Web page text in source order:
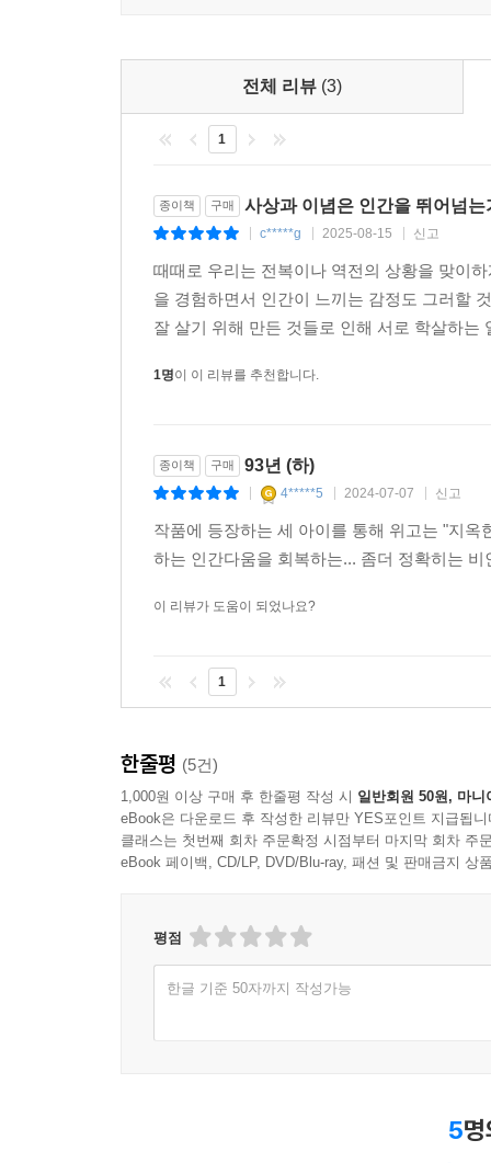
그러자 라두가 웅얼거렸다.
「자네 원하는 대로 외치게. 그리고 원한다면 어
었다. 혐오라는 직선의 길 위에 있었다. 뜻밖에
각지 못한 랑뜨낙 하나가 등장하였다. 괴물로부
다. 하나의 심정이었다. 고뱅 앞에 나타난 사람은
상의 빛을 맞고 쓰러졌다. 랑뜨낙이 착함의 벼락으
그런데 변모된 랑뜨낙이 고뱅을 변모시키지 않
탕과 어둠 속에서 이상을 표방한 인간이 기어다
그 상황은, 서로 적대적인 진리들이 결국 맞닥뜨
조국이, 서로를 노려보고 있었다.
그 세 음성이 각자 차례대로 발언권을 얻었고, 각
의 접합점을 찾은 것처럼 보였다. 그리고 이것 혹
간으로부터 오는 반면, 양심은 더 높은 곳으로부터
---p.561
시리즈를 통해 계속 선보일 예정이다.
열린책들 세계문학
불멸의 고전들이 젊고 새로운 얼굴로 다시 태
걸작은 물론, 추리 문학, 환상 문학, SF 등 장르
더 넓은 스펙트럼, 충실하고 참신한 번역
소설 문학에 국한하지 않는 넓은 문학의 스펙
원전번역주의에 입각한 충실하고 참신한 번역으
품격과 편의, 작품의 개성을 그대로 드러낸 디자인
제작도 엄정하게 정도를 걷는다. 열린책들 세계
세계문학만의 특색이다.
전체 리뷰 (3)
1
종이책 구매 사상과 이념은 인간을 뛰어넘는
c*****g 2025-08-15 신고
때때로 우리는 전복이나 역전의 상황을 맞이
을 경험하면서 인간이 느끼는 감정도 그러할
잘 살기 위해 만든 것들로 인해 서로 학살하
1명이 이 리뷰를 추천합니다.
종이책 구매 93년 (하)
4*****5 2024-07-07 신고
작품에 등장하는 세 아이를 통해 위고는 "지
하는 인간다움을 회복하는... 좀더 정확히는
이 리뷰가 도움이 되었나요?
1
한줄평 (5건)
1,000원 이상 구매 후 한줄평 작성 시 일반회원 50원, 마니
eBook은 다운로드 후 작성한 리뷰만 YES포인트 지급됩니
클래스는 첫번째 회차 주문확정 시점부터 마지막 회차 주
eBook 페이백, CD/LP, DVD/Blu-ray, 패션 및 판매금지 상
평점
한글 기준 50자까지 작성가능
5